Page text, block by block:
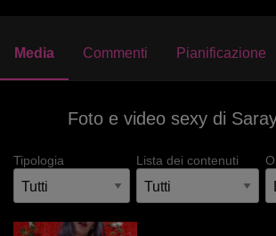
Media Commenti Pianificazione
Foto e video sexy di
Tipologia Lista dei contenuti